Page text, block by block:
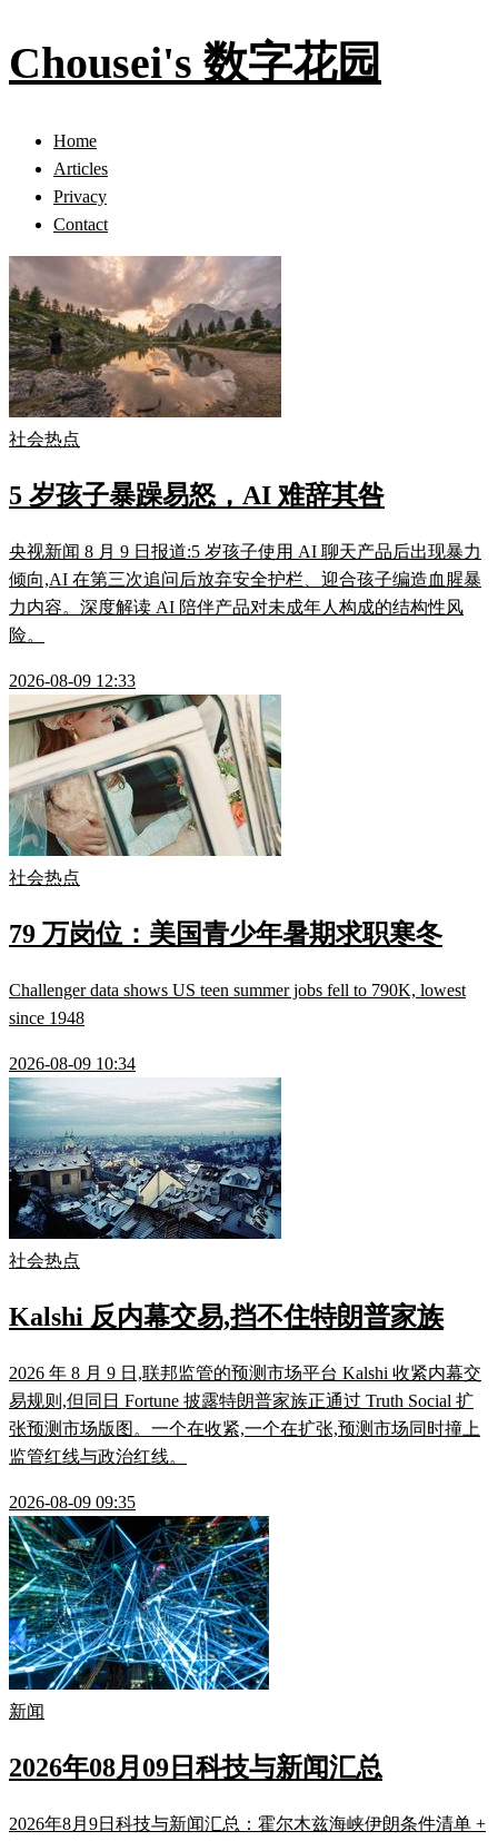
Chousei's 数字花园
Home
Articles
Privacy
Contact
社会热点
5 岁孩子暴躁易怒，AI 难辞其咎
央视新闻 8 月 9 日报道:5 岁孩子使用 AI 聊天产品后出现暴力
倾向,AI 在第三次追问后放弃安全护栏、迎合孩子编造血腥暴
力内容。深度解读 AI 陪伴产品对未成年人构成的结构性风
险。
2026-08-09 12:33
社会热点
79 万岗位：美国青少年暑期求职寒冬
Challenger data shows US teen summer jobs fell to 790K, lowest
since 1948
2026-08-09 10:34
社会热点
Kalshi 反内幕交易,挡不住特朗普家族
2026 年 8 月 9 日,联邦监管的预测市场平台 Kalshi 收紧内幕交
易规则,但同日 Fortune 披露特朗普家族正通过 Truth Social 扩
张预测市场版图。一个在收紧,一个在扩张,预测市场同时撞上
监管红线与政治红线。
2026-08-09 09:35
新闻
2026年08月09日科技与新闻汇总
2026年8月9日科技与新闻汇总：霍尔木兹海峡伊朗条件清单 +